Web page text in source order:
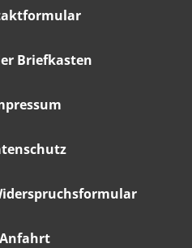
Briefkasten
Anfahrt